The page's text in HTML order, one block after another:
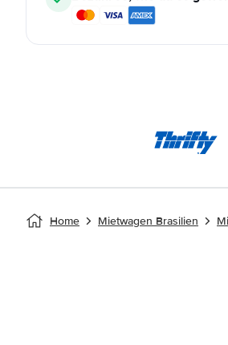
Home Mietwagen Brasilien